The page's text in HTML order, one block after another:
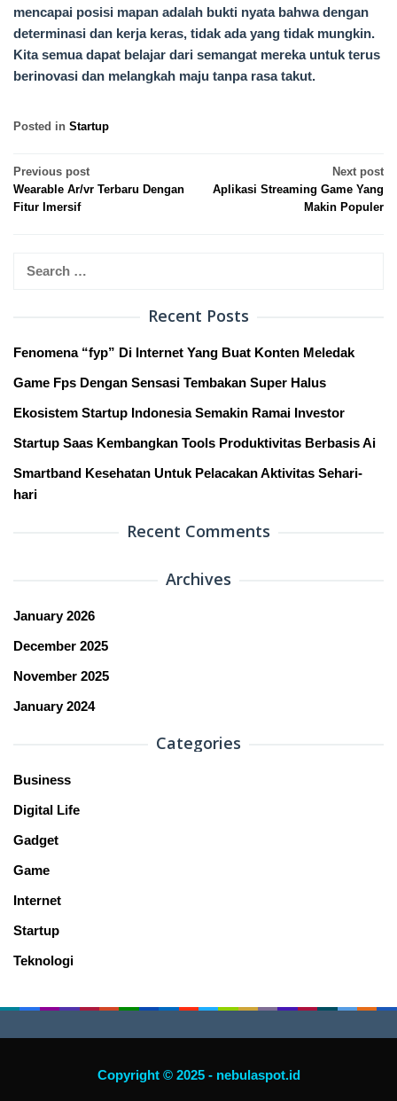
mencapai posisi mapan adalah bukti nyata bahwa dengan
determinasi dan kerja keras, tidak ada yang tidak mungkin.
Kita semua dapat belajar dari semangat mereka untuk terus
berinovasi dan melangkah maju tanpa rasa takut.
Posted in Startup
Post
navigation
Previous post
Wearable Ar/vr Terbaru Dengan
Fitur Imersif
Next post
Aplikasi Streaming Game Yang
Makin Populer
Recent Posts
Fenomena “fyp” Di Internet Yang Buat Konten Meledak
Game Fps Dengan Sensasi Tembakan Super Halus
Ekosistem Startup Indonesia Semakin Ramai Investor
Startup Saas Kembangkan Tools Produktivitas Berbasis Ai
Smartband Kesehatan Untuk Pelacakan Aktivitas Sehari-
hari
Recent Comments
Archives
January 2026
December 2025
November 2025
January 2024
Categories
Business
Digital Life
Gadget
Game
Internet
Startup
Teknologi
Copyright © 2025 - nebulaspot.id